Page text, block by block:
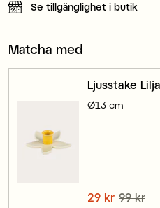
Se tillgänglighet i butik
Matcha med
Ljusstake
Ø13 cm
Nuvarande
29 kr 99 kr